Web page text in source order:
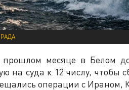
месяце в Белом
на суда к 12 числу, чтобы
операции с Ираном,